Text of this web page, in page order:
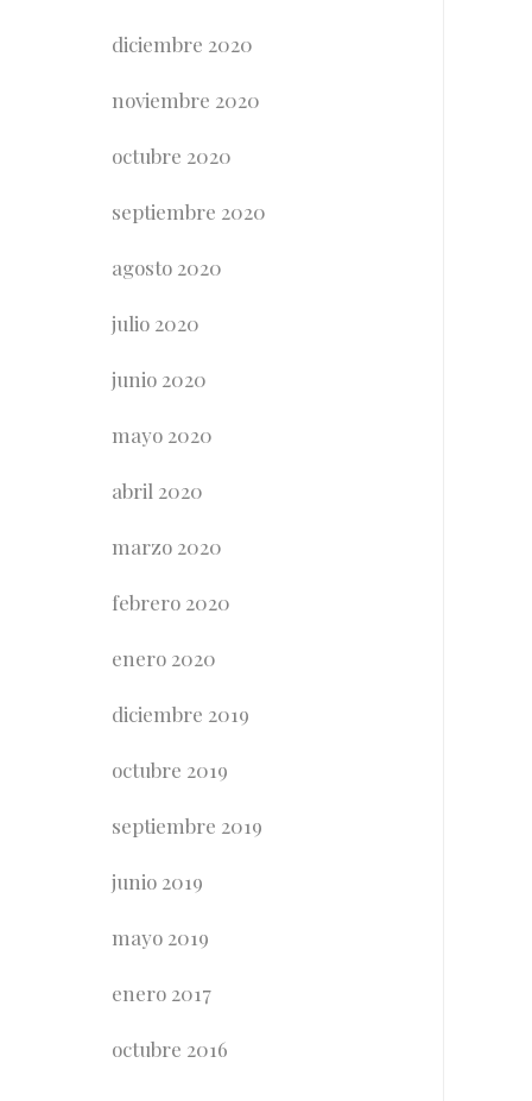
diciembre 2020
noviembre 2020
octubre 2020
septiembre 2020
agosto 2020
julio 2020
junio 2020
mayo 2020
abril 2020
marzo 2020
febrero 2020
enero 2020
diciembre 2019
octubre 2019
septiembre 2019
junio 2019
mayo 2019
enero 2017
octubre 2016